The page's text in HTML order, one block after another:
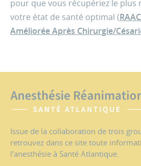
pour que vous récupériez le plus
votre état de santé optimal (
Améliorée Après Chirurgie/
Issue de la collaboration de trois
retrouvez dans ce site toute
l’anesthésie à Santé Atlantique.